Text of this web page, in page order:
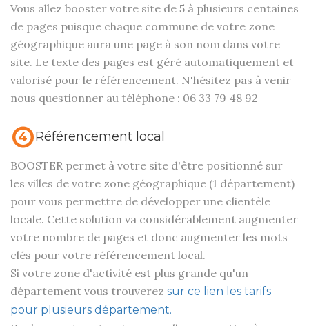
Vous allez booster votre site de 5 à plusieurs centaines
de pages puisque chaque commune de votre zone
géographique aura une page à son nom dans votre
site. Le texte des pages est géré automatiquement et
valorisé pour le référencement. N'hésitez pas à venir
nous questionner au téléphone : 06 33 79 48 92
4 Référencement local
BOOSTER permet à votre site d'être positionné sur
les villes de votre zone géographique (1 département)
pour vous permettre de développer une clientèle
locale. Cette solution va considérablement augmenter
votre nombre de pages et donc augmenter les mots
clés pour votre référencement local.
Si votre zone d'activité est plus grande qu'un
département vous trouverez sur ce lien les tarifs
pour plusieurs département.